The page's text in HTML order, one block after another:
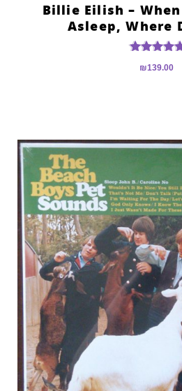
?Billie Eilish –
Asleep, Where
5.00
₪139.00